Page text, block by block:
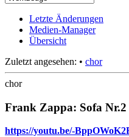
Letzte Änderungen
Medien-Manager
Übersicht
Zuletzt angesehen: • chor
chor
Frank Zappa: Sofa Nr.2
https://youtu.be/-